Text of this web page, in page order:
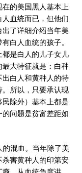
的美国黑人基本上
血统而已，但他们
了详细介绍当年美
白人血统的孩子。
是白人的儿子女儿
大特征就是：白种
白人和黄种人的特
所以，只要承认现
除外）基本上都是
问题是贫富差距如
混血。当年除了美
害黄种人的印第安